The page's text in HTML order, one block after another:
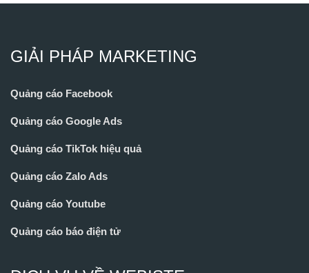
GIẢI PHÁP MARKETING
Quảng cáo Facebook
Quảng cáo Google Ads
Quảng cáo TikTok hiệu quả
Quảng cáo Zalo Ads
Quảng cáo Youtube
Quảng cáo báo điện tử